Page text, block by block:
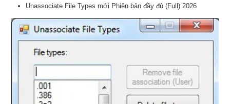
Unassociate File Types mới Phiên bản đầy đủ (Full) 2026